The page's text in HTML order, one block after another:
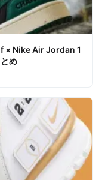
× Nike Air Jordan 1
め